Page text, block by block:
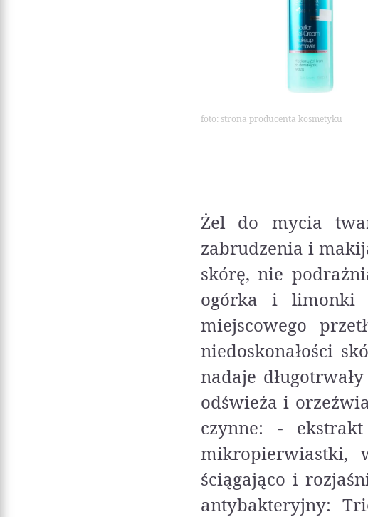
foto: strona producenta kosmetyku
Żel do mycia
zabrudzenia i
skórę, nie
ogórka i limonki
miejscowego
niedoskonałości
nadaje
odświeża i
czynne: -
mikropierwiastki,
ściągająco i
antybakteryjny: